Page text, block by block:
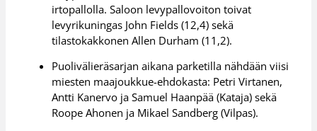
irtopallolla. Saloon levypallovoiton toivat
levyrikuningas John Fields (12,4) sekä
tilastokakkonen Allen Durham (11,2).
Puolivälieräsarjan aikana parketilla nähdään viisi
miesten maajoukkue-ehdokasta: Petri Virtanen,
Antti Kanervo ja Samuel Haanpää (Kataja) sekä
Roope Ahonen ja Mikael Sandberg (Vilpas).